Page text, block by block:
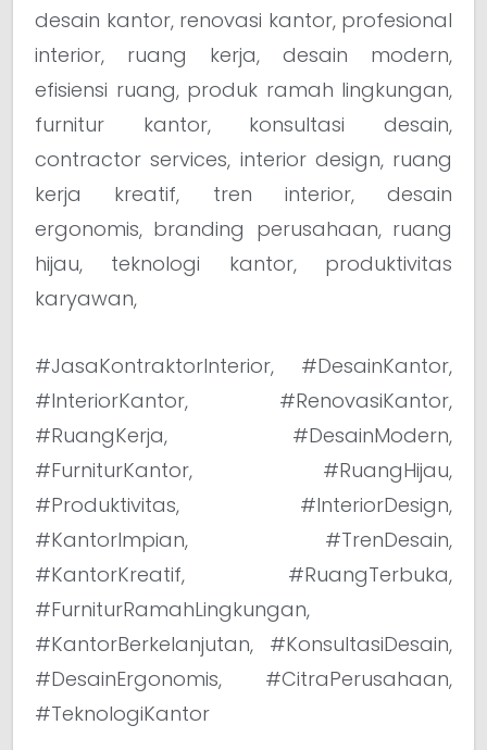
desain kantor, renovasi kantor, profesional
interior, ruang kerja, desain modern,
efisiensi ruang, produk ramah lingkungan,
furnitur kantor, konsultasi desain,
contractor services, interior design, ruang
kerja kreatif, tren interior, desain
ergonomis, branding perusahaan, ruang
hijau, teknologi kantor, produktivitas
karyawan,
#JasaKontraktorInterior, #DesainKantor,
#InteriorKantor, #RenovasiKantor,
#RuangKerja, #DesainModern,
#FurniturKantor, #RuangHijau,
#Produktivitas, #InteriorDesign,
#KantorImpian, #TrenDesain,
#KantorKreatif, #RuangTerbuka,
#FurniturRamahLingkungan,
#KantorBerkelanjutan, #KonsultasiDesain,
#DesainErgonomis, #CitraPerusahaan,
#TeknologiKantor